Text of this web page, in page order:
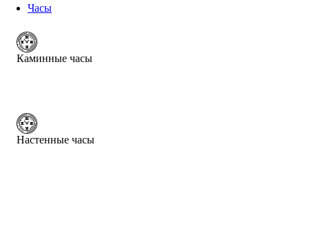
Часы
Каминные часы
Настенные часы